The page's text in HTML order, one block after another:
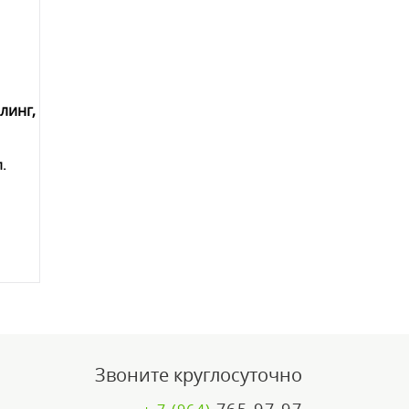
Звоните круглосуточно